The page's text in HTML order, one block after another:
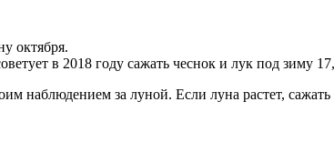
октября.
в 2018 году сажать чеснок и лук под зиму
наблюдением за луной. Если луна растет,